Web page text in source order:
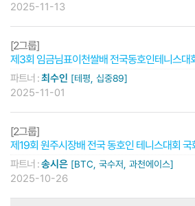
2025-11-13
[2그룹]
제3회 임금님표이천쌀배 전국동호인테니스대
파트너 :최수인 [테평, 십중89]
2025-11-01
[2그룹]
제19회 원주시장배 전국 동호인 테니스대회 국
파트너 :송시은 [BTC, 국수저, 과천에이스]
2025-10-26